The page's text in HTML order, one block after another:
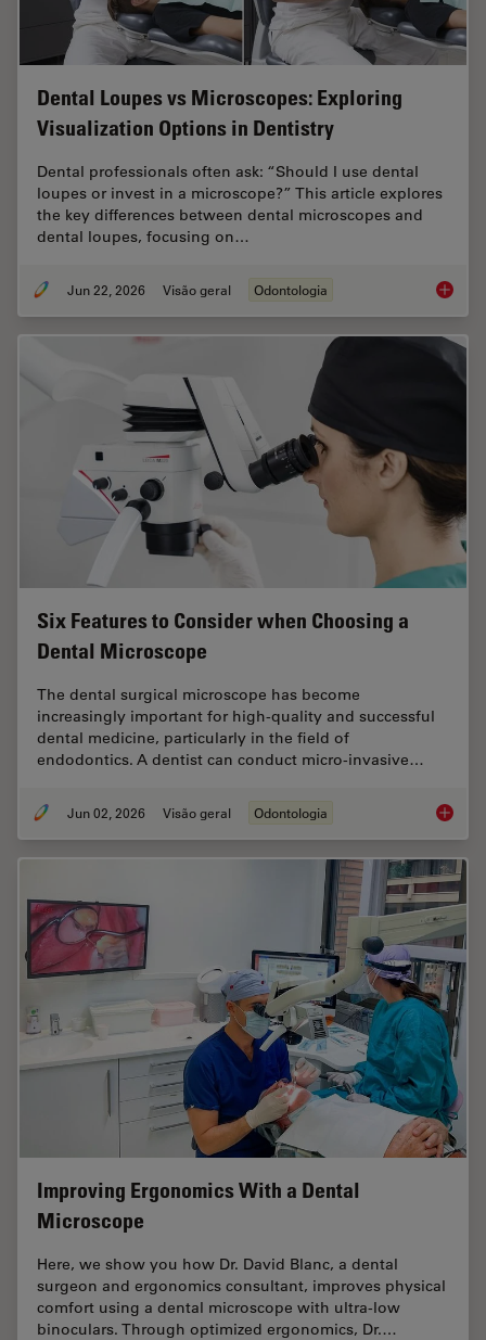
Dental Loupes vs Microscopes: Exploring
Visualization Options in Dentistry
Dental professionals often ask: “Should I use dental
loupes or invest in a microscope?” This article explores
the key differences between dental microscopes and
dental loupes, focusing on…
Jun 22, 2026 Visão geral Odontologia Dental
Six Features to Consider when Choosing a
Dental Microscope
The dental surgical microscope has become
increasingly important for high-quality and successful
dental medicine, particularly in the field of
endodontics. A dentist can conduct micro-invasive…
Jun 02, 2026 Visão geral Odontologia Six
Improving Ergonomics With a Dental
Microscope
Here, we show you how Dr. David Blanc, a dental
surgeon and ergonomics consultant, improves physical
comfort using a dental microscope with ultra-low
binoculars. Through optimized ergonomics, Dr.…